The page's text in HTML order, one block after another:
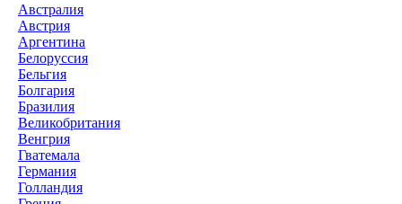
Австралия
Австрия
Аргентина
Белоруссия
Бельгия
Болгария
Бразилия
Великобритания
Венгрия
Гватемала
Германия
Голландия